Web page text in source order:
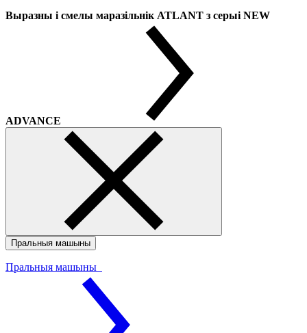
Выразны і смелы маразільнік ATLANT з серыі NEW
ADVANCE
Пральныя машыны
Пральныя машыны